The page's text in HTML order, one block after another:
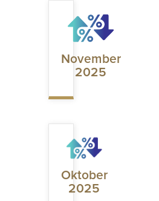
November
2025
Oktober
2025